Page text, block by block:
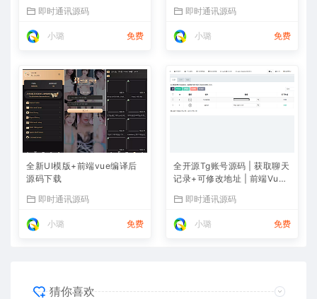
即时通讯源码
小璐 免费
即时通讯源码
小璐 免费
全新UI模版+前端vue编译后
源码下载
即时通讯源码
小璐 免费
全开源Tg账号源码 | 获取聊天
记录+可修改地址 | 前端Vue
即时通讯源码
小璐 免费
猜你喜欢